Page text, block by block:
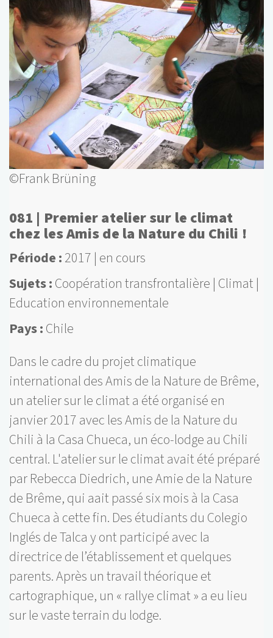
©Frank Brüning
081 | Premier atelier sur le climat
chez les Amis de la Nature du Chili !
Période 2017 en cours
Sujets Coopération transfrontalière Climat
Education environnementale
Pays Chile
Dans le cadre du projet climatique
international des Amis de la Nature de Brême,
un atelier sur le climat a été organisé en
janvier 2017 avec les Amis de la Nature du
Chili à la Casa Chueca, un éco-lodge au Chili
central. L'atelier sur le climat avait été préparé
par Rebecca Diedrich, une Amie de la Nature
de Brême, qui aait passé six mois à la Casa
Chueca à cette fin. Des étudiants du Colegio
Inglés de Talca y ont participé avec la
directrice de l’établissement et quelques
parents. Après un travail théorique et
cartographique, un « rallye climat » a eu lieu
sur le vaste terrain du lodge.